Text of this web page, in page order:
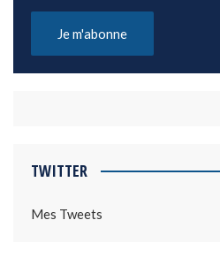
TWITTER
Mes Tweets